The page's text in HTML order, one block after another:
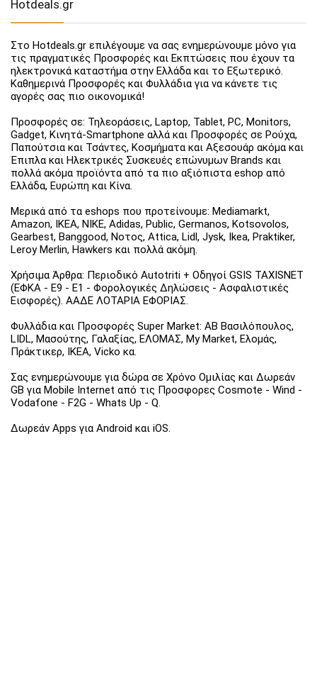
Hotdeals.gr
Στο Hotdeals.gr επιλέγουμε να σας ενημερώνουμε μόνο για
τις πραγματικές Προσφορές και Εκπτώσεις που έχουν τα
ηλεκτρονικά καταστήμα στην Ελλάδα και το Εξωτερικό.
Καθημερινά Προσφορές και Φυλλάδια για να κάνετε τις
αγορές σας πιο οικονομικά!
Προσφορές σε: Τηλεοράσεις, Laptop, Tablet, PC, Monitors,
Gadget, Κινητά-Smartphone αλλά και Προσφορές σε Ρούχα,
Παπούτσια και Τσάντες, Κοσμήματα και Αξεσουάρ ακόμα και
Έπιπλα και Ηλεκτρικές Συσκευές επώνυμων Brands και
πολλά ακόμα προϊόντα από τα πιο αξιόπιστα eshop από
Ελλάδα, Ευρώπη και Κίνα.
Μερικά από τα eshops που προτείνουμε: Mediamarkt,
Amazon, IKEA, NIKE, Adidas, Public, Germanos, Kotsovolos,
Gearbest, Banggood, Νοτος, Attica, Lidl, Jysk, Ikea, Praktiker,
Leroy Merlin, Hawkers και πολλά ακόμη.
Χρήσιμα Άρθρα: Περιοδικό Autotriti + Οδηγοί GSIS TAXISNET
(ΕΦΚΑ - Ε9 - Ε1 - Φορολογικές Δηλώσεις - Ασφαλιστικές
Εισφορές). ΑΑΔΕ ΛΟΤΑΡΙΑ ΕΦΟΡΙΑΣ.
Φυλλάδια και Προσφορές Super Market: ΑΒ Βασιλόπουλος,
LIDL, Μασούτης, Γαλαξίας, ΕΛΟΜΑΣ, My Market, Ελομάς,
Πράκτικερ, ΙΚΕΑ, Vicko κα.
Σας ενημερώνουμε για δώρα σε Χρόνο Ομιλίας και Δωρεάν
GB για Mobile Internet από τις Προσφορες Cosmote - Wind -
Vodafone - F2G - Whats Up - Q.
Δωρεάν Apps για Android και iOS.